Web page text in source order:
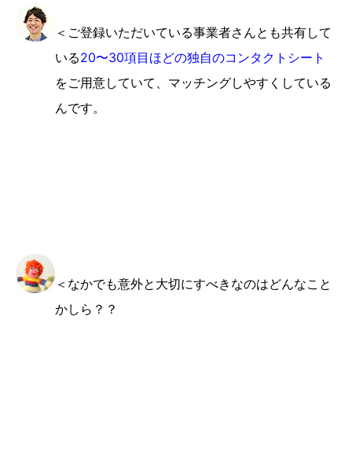
＜ご登録いただいている事業者さんとも共有して
いる20〜30項目ほどの独自のコンタクトシート
をご用意していて、マッチングしやすくしている
んです。
＜なかでも意外と大切にすべきなのはどんなこと
かしら？？